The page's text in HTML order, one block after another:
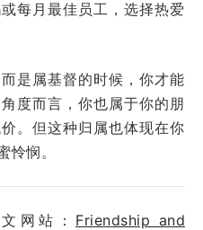
每月最佳员工，选择热爱
是属基督的时候，你才能
度而言，你也属于你的朋
。但这种归属也体现在你
怜悯。
网站： Friendship and